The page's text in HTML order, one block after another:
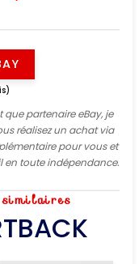
que partenaire eBay, je
réalisez un achat via
pour vous et
toute indépendance.
similaires